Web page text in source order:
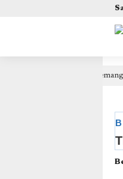
(self.SWG_BASIC = self.SWG_BASIC ||
Geley: Semangat